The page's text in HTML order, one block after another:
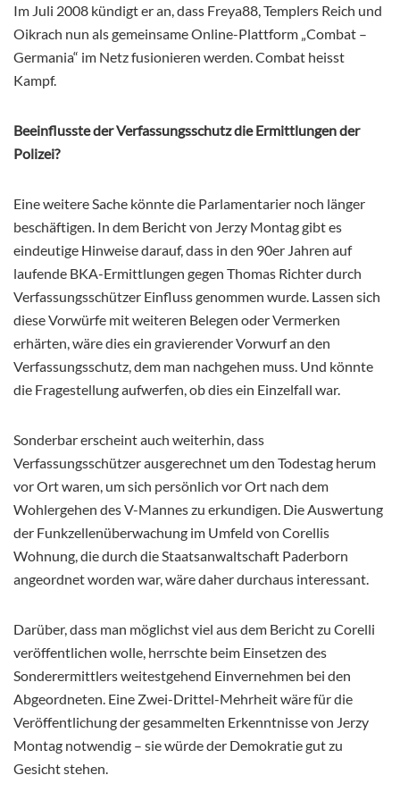
Im Juli 2008 kündigt er an, dass Freya88, Templers Reich und
Oikrach nun als gemeinsame Online-Plattform „Combat –
Germania“ im Netz fusionieren werden. Combat heisst
Kampf.
Beeinflusste der Verfassungsschutz die Ermittlungen der
Polizei?
Eine weitere Sache könnte die Parlamentarier noch länger
beschäftigen. In dem Bericht von Jerzy Montag gibt es
eindeutige Hinweise darauf, dass in den 90er Jahren auf
laufende BKA-Ermittlungen gegen Thomas Richter durch
Verfassungsschützer Einfluss genommen wurde. Lassen sich
diese Vorwürfe mit weiteren Belegen oder Vermerken
erhärten, wäre dies ein gravierender Vorwurf an den
Verfassungsschutz, dem man nachgehen muss. Und könnte
die Fragestellung aufwerfen, ob dies ein Einzelfall war.
Sonderbar erscheint auch weiterhin, dass
Verfassungsschützer ausgerechnet um den Todestag herum
vor Ort waren, um sich persönlich vor Ort nach dem
Wohlergehen des V-Mannes zu erkundigen. Die Auswertung
der Funkzellenüberwachung im Umfeld von Corellis
Wohnung, die durch die Staatsanwaltschaft Paderborn
angeordnet worden war, wäre daher durchaus interessant.
Darüber, dass man möglichst viel aus dem Bericht zu Corelli
veröffentlichen wolle, herrschte beim Einsetzen des
Sonderermittlers weitestgehend Einvernehmen bei den
Abgeordneten. Eine Zwei-Drittel-Mehrheit wäre für die
Veröffentlichung der gesammelten Erkenntnisse von Jerzy
Montag notwendig – sie würde der Demokratie gut zu
Gesicht stehen.